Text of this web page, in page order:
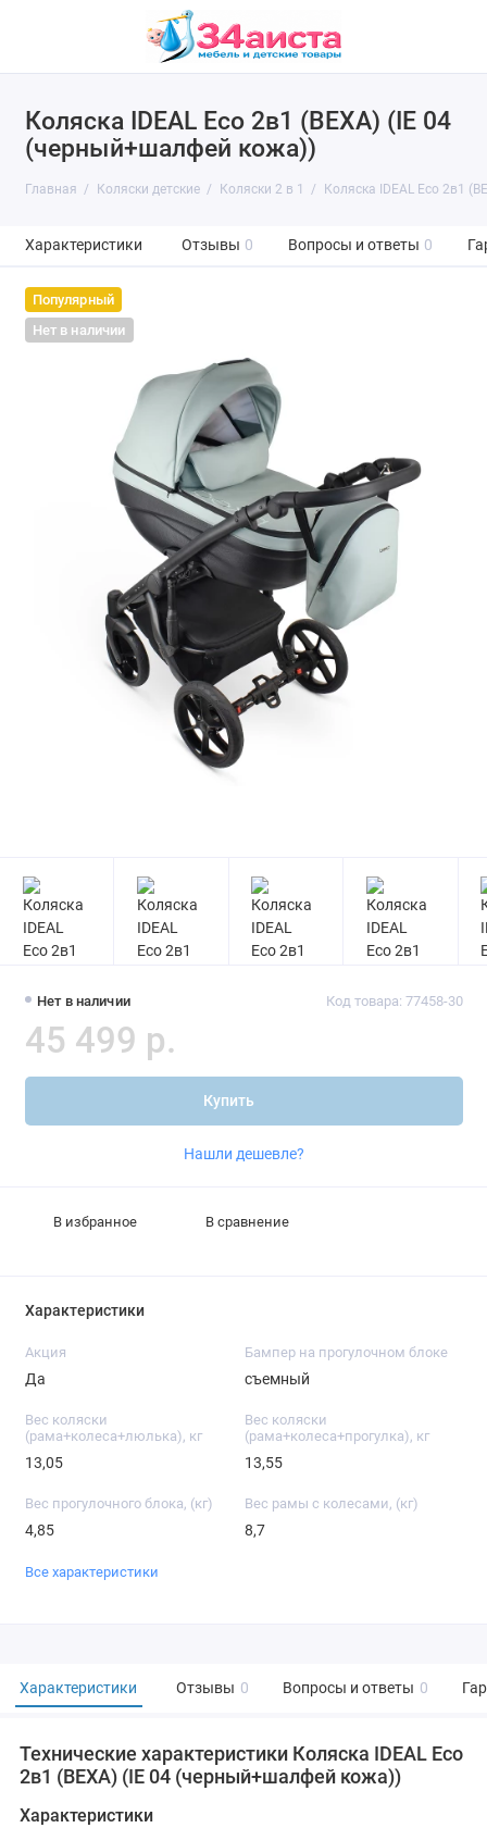
Коляска IDEAL Eco 2в1 (BEXA) (IE 04
(черный+шалфей кожа))
Главная Коляски детские Коляски 2 в 1 Коляска IDEAL Eco 2в1
Характеристики Отзывы 0 Вопросы и ответы 0
Популярный
Нет в наличии
Нет в наличии Код товара: 77458-30
45 499 р.
Купить
Нашли дешевле?
В избранное В сравнение
Характеристики
Акция
Да
Бампер на прогулочном блоке
съемный
Вес коляски
(рама+колеса+люлька), кг
13,05
Вес коляски
(рама+колеса+прогулка), кг
13,55
Вес прогулочного блока, (кг)
4,85
Вес рамы с колесами, (кг)
8,7
Все характеристики
Характеристики Отзывы 0 Вопросы и ответы 0
Технические характеристики Коляска IDEAL Eco
2в1 (BEXA) (IE 04 (черный+шалфей кожа))
Характеристики